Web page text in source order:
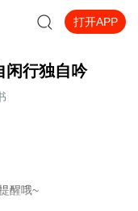
打开APP
闲行独自吟
醒哦~